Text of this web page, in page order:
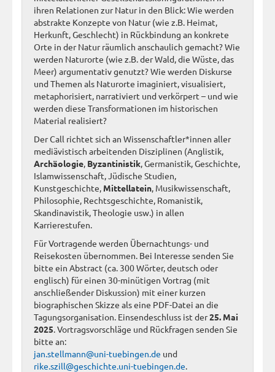
ihren Relationen zur Natur in den Blick: Wie werden
abstrakte Konzepte von Natur (wie z.B. Heimat,
Herkunft, Geschlecht) in Rückbindung an konkrete
Orte in der Natur räumlich anschaulich gemacht? Wie
werden Naturorte (wie z.B. der Wald, die Wüste, das
Meer) argumentativ genutzt? Wie werden Diskurse
und Themen als Naturorte imaginiert, visualisiert,
metaphorisiert, narrativiert und verkörpert – und wie
werden diese Transformationen im historischen
Material realisiert?
Der Call richtet sich an Wissenschaftler*innen aller
mediävistisch arbeitenden Disziplinen (Anglistik,
Archäologie, Byzantinistik, Germanistik, Geschichte,
Islamwissenschaft, Jüdische Studien,
Kunstgeschichte, Mittellatein, Musikwissenschaft,
Philosophie, Rechtsgeschichte, Romanistik,
Skandinavistik, Theologie usw.) in allen
Karrierestufen.
Für Vortragende werden Übernachtungs- und
Reisekosten übernommen. Bei Interesse senden Sie
bitte ein Abstract (ca. 300 Wörter, deutsch oder
englisch) für einen 30-minütigen Vortrag (mit
anschließender Diskussion) mit einer kurzen
biographischen Skizze als eine PDF-Datei an die
Tagungsorganisation. Einsendeschluss ist der25. Mai
2025. Vortragsvorschläge und Rückfragen senden Sie
bitte an:
jan.stellmann@uni-tuebingen.de und
rike.szill@geschichte.uni-tuebingen.de.